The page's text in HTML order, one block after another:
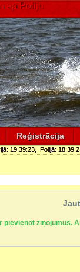
ap Poliju
Reģistrācija
19:39:24, Polijā:
pievienot ziņojumus.